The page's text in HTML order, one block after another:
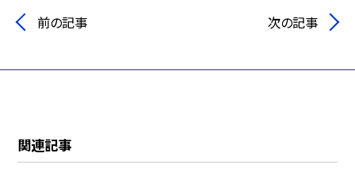
前の記事 次の記事
関連記事